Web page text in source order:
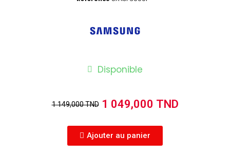
Disponible
1 149,000 TND 1 049,000 TND
Ajouter au panier